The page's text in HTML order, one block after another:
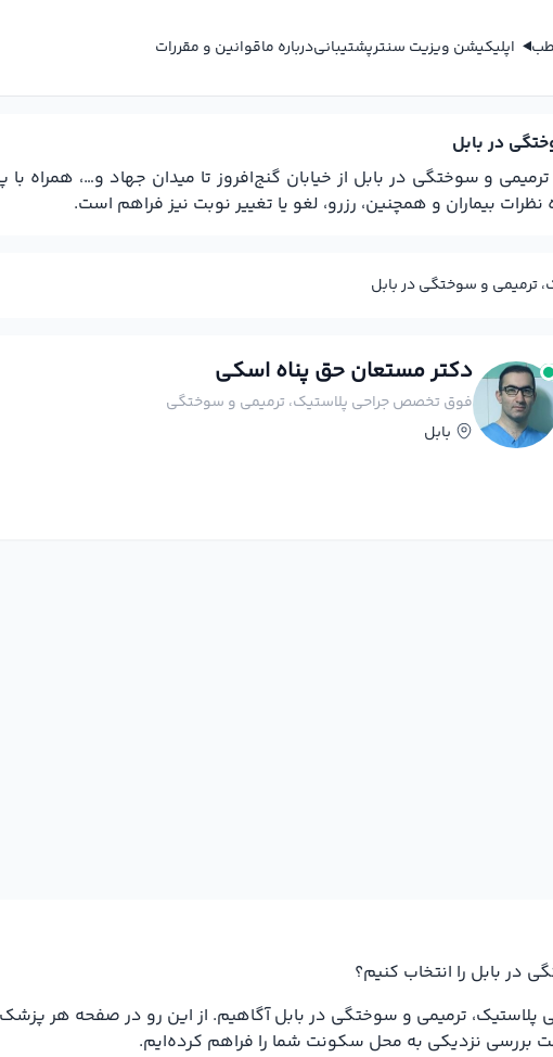
اپلیکیشن ویزیت سنترپشتیبانیدرباره ماقوانین و مقررات
در بابل
و سوختگی در بابل از خیابان گنج‌افروز تا میدان جهاد و…، همراه
بیماران و همچنین، رزرو، لغو یا تغییر نوبت نیز فراهم است.
و سوختگی در بابل
دکتر مستعان حق پناه اسکی
فوق تخصص جراحی پلاستیک، ترمیمی و سوختگی
بابل
در بابل را انتخاب کنیم؟
پلاستیک، ترمیمی و سوختگی در بابل آگاهیم. از این رو در صفحه هر
بررسی نزدیکی به محل سکونت شما را فراهم کرده‌ایم.